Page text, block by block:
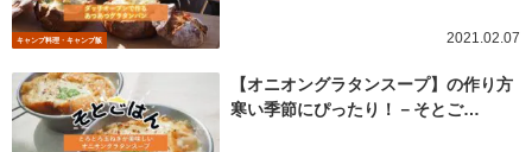
キャンプ料理・キャンプ飯 2021.02.07
【オニオングラタンスープ】の作り方
寒い季節にぴったり！－そとご…